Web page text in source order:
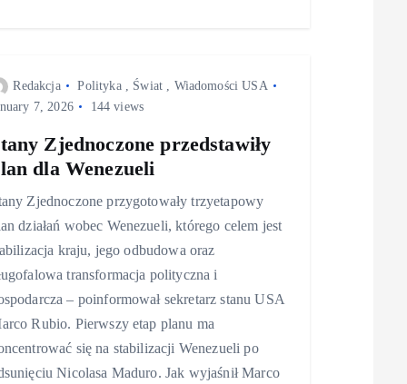
Redakcja Polityka, Świat
Wiadomości USA
7, 2026
144 views
Zjednoczone przedstawiły
dla Wenezueli
Zjednoczone przygotowały trzyetapowy
działań wobec Wenezueli, którego celem jest
kraju, jego odbudowa oraz
transformacja polityczna i
– poinformował sekretarz stanu USA
Rubio. Pierwszy etap planu ma
się na stabilizacji Wenezueli po
Nicolasa Maduro. Jak wyjaśnił Marco